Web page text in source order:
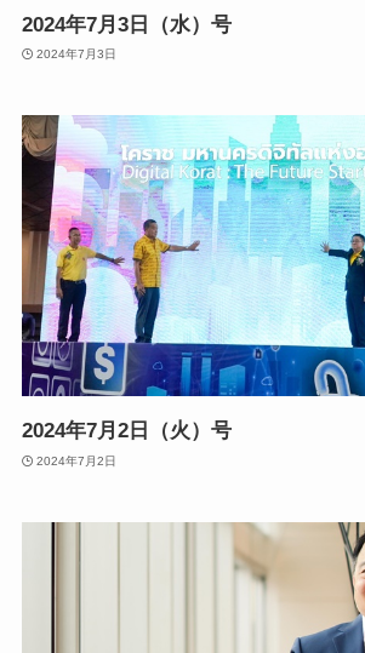
2024年7月3日（水）号
2024年7月3日
2024年7月2日（火）号
2024年7月2日